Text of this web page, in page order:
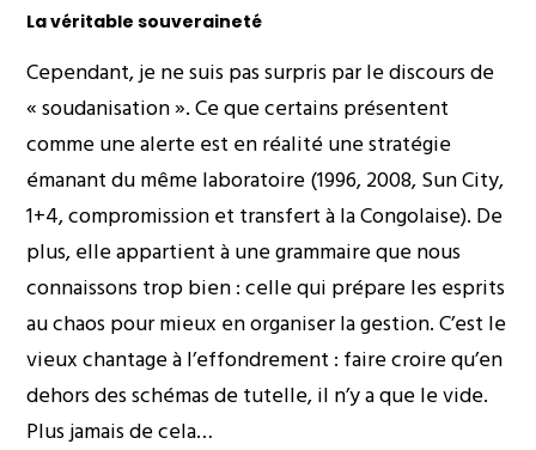
La véritable souveraineté
Cependant, je ne suis pas surpris par le discours de
« soudanisation ». Ce que certains présentent
comme une alerte est en réalité une stratégie
émanant du même laboratoire (1996, 2008, Sun City,
1+4, compromission et transfert à la Congolaise). De
plus, elle appartient à une grammaire que nous
connaissons trop bien : celle qui prépare les esprits
au chaos pour mieux en organiser la gestion. C’est le
vieux chantage à l’effondrement : faire croire qu’en
dehors des schémas de tutelle, il n’y a que le vide.
Plus jamais de cela…